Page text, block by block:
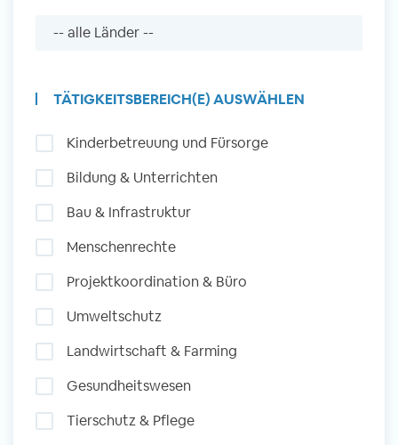
Auslandserfahrung Sammeln
Initiativbewerbung
TÄTIGKEITSBEREICH(E) AUSWÄHLEN
Kinderbetreuung und Fürsorge
Bildung & Unterrichten
Bau & Infrastruktur
Menschenrechte
Projektkoordination & Büro
Umweltschutz
Landwirtschaft & Farming
Gesundheitswesen
Tierschutz & Pflege